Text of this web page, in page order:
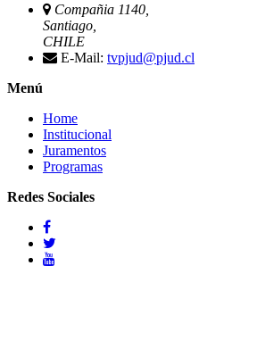
Compañia 1140,
Santiago,
CHILE
E-Mail: tvpjud@pjud.cl
Menú
Home
Institucional
Juramentos
Programas
Redes Sociales